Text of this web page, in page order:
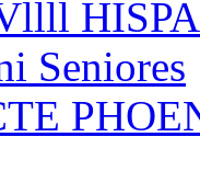
Seniores